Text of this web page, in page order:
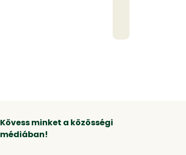
Kövess minket a közösségi
médiában!